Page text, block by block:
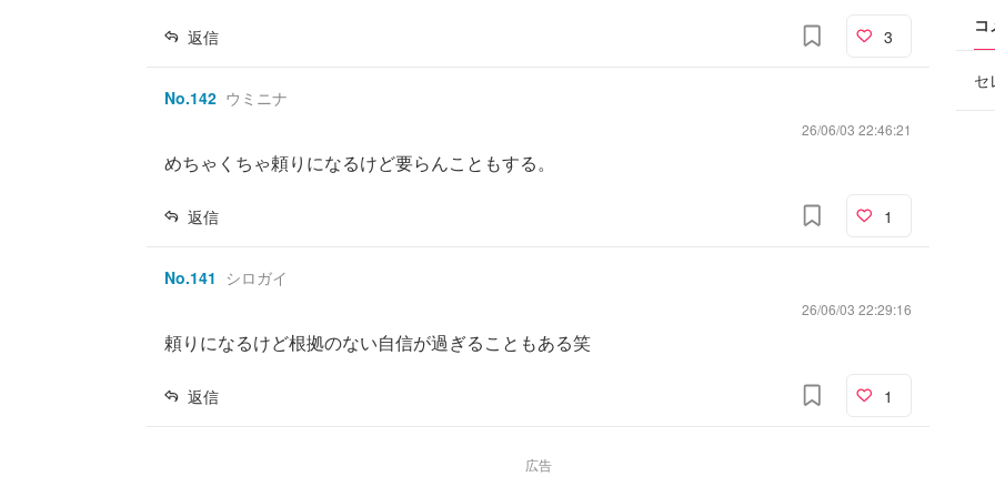
返信 3
No.142 ウミニナ
26/06/03 22:46:21
めちゃくちゃ頼りになるけど要らんこともする。
返信 1
No.141 シロガイ
26/06/03 22:29:16
頼りになるけど根拠のない自信が過ぎることもある笑
返信 1
広告
セ